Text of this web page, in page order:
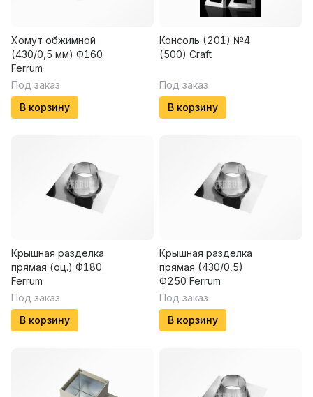
Хомут обжимной
(430/0,5 мм) Ф160
Ferrum
Под заказ
В корзину
Консоль (201) №4
(500) Craft
Под заказ
В корзину
Крышная разделка
прямая (оц.) Ф180
Ferrum
Под заказ
В корзину
Крышная разделка
прямая (430/0,5)
Ф250 Ferrum
Под заказ
В корзину